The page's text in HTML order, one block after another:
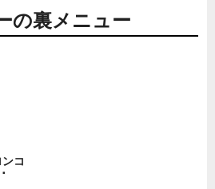
の裏メニュー
コ